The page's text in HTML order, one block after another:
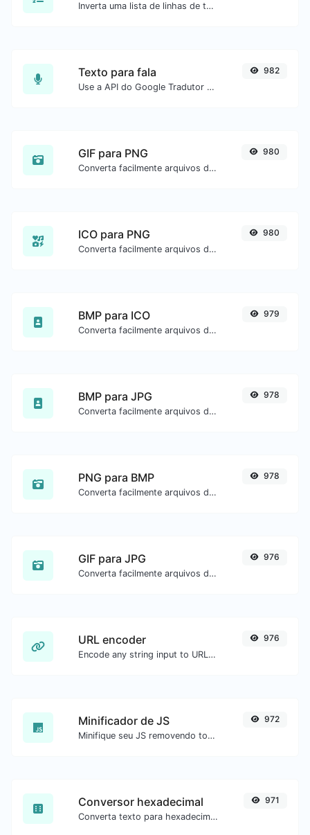
Inverta uma lista de linhas de texto.
Texto para fala
Use a API do Google Tradutor para gerar áudio de texto para fala.
982
GIF para PNG
Converta facilmente arquivos de imagem GIF para PNG.
980
ICO para PNG
Converta facilmente arquivos de imagem ICO para PNG.
980
BMP para ICO
Converta facilmente arquivos de imagem BMP para ICO.
979
BMP para JPG
Converta facilmente arquivos de imagem BMP para JPG.
978
PNG para BMP
Converta facilmente arquivos de imagem PNG para BMP.
978
GIF para JPG
Converta facilmente arquivos de imagem GIF para JPG.
976
URL encoder
Encode any string input to URL format.
976
Minificador de JS
Minifique seu JS removendo todos os caracteres desnecessários.
972
Conversor hexadecimal
Converta texto para hexadecimal e o contrário para qualquer entrada de string.
971